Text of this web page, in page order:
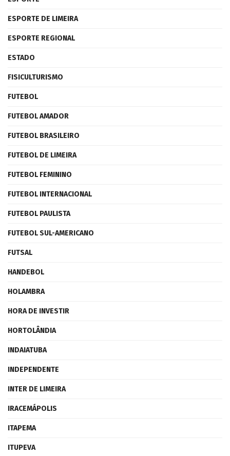
ESPORTE DE LIMEIRA
ESPORTE REGIONAL
ESTADO
FISICULTURISMO
FUTEBOL
FUTEBOL AMADOR
FUTEBOL BRASILEIRO
FUTEBOL DE LIMEIRA
FUTEBOL FEMININO
FUTEBOL INTERNACIONAL
FUTEBOL PAULISTA
FUTEBOL SUL-AMERICANO
FUTSAL
HANDEBOL
HOLAMBRA
HORA DE INVESTIR
HORTOLÂNDIA
INDAIATUBA
INDEPENDENTE
INTER DE LIMEIRA
IRACEMÁPOLIS
ITAPEMA
ITUPEVA